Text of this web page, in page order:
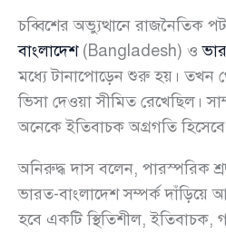
চব্বিশের অভ্যুত্থানে রাজনৈতিক
বাংলাদেশ(Bangladesh) ও
মধ্যে টানাপোড়েন শুরু হয়। তখন
ভিসা দেওয়া সীমিত রেখেছিল।
অনেকে ইতিবাচক অগ্রগতি
অনিরুদ্ধ দাস বলেন, পারস্পরিক
ভারত-বাংলাদেশ সম্পর্ক
হবে একটি স্থিতিশীল, ইতিবাচক,